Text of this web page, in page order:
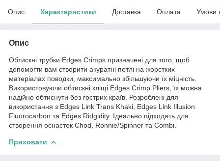
Опис Характеристики Доставка Оплата Умови
Опис
Обтискні трубки Edges Crimps призначені для того, щоб
допомогти вам створити акуратні петлі на жорстких
матеріалах поводки, максимально збільшуючи їх міцність.
Використовуючи обтискні кліщі Edges Crimp Pliers, їх можна
надійно обтиснути без гострих країв. Розроблені для
використання з Edges Link Trans Khaki, Edges Link Illusion
Fluorocarbon та Edges Ridgidity. Ідеально підходять для
створення оснасток Chod, Ronnie/Spinner та Combi.
Приховати